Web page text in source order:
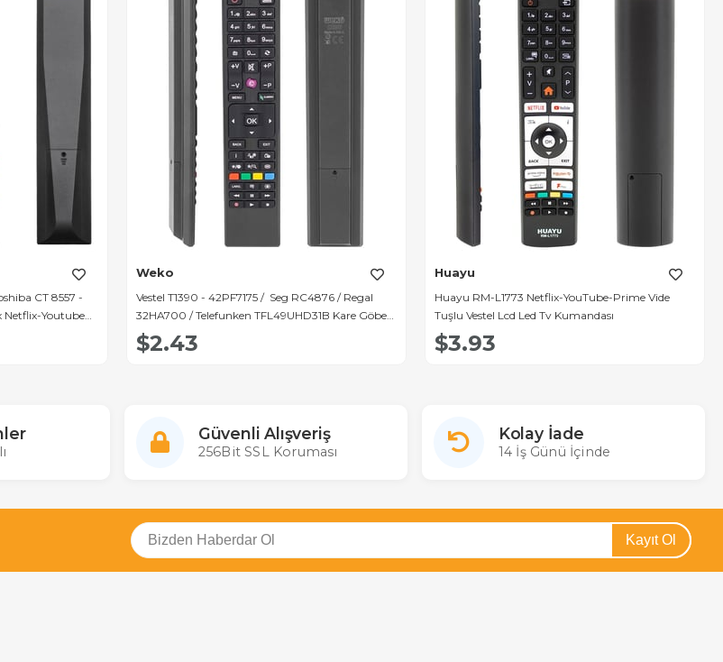
CT 8557 -
Netflix-Youtube
Weko
Vestel T1390 - 42PF7175 / Seg RC4876 / Regal
32HA700 / Telefunken TFL49UHD31B Kare Göbek
Mor Tuşlu Lcd Led Tv Kumanda
$2.43
Huayu
Huayu RM-L1773 Netflix-YouTube-Prime Vide
Tuşlu Vestel Lcd Led Tv Kumandası
$3.93
Güvenli Alışveriş
256Bit SSL Koruması
Kolay İade
14 İş Günü İçinde
Kayıt Ol